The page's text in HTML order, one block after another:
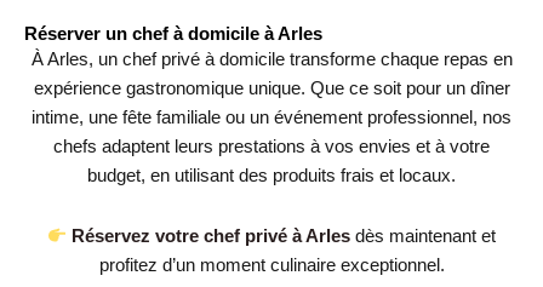
Réserver un chef à domicile à Arles
À Arles, un chef privé à domicile transforme chaque repas en
expérience gastronomique unique. Que ce soit pour un dîner
intime, une fête familiale ou un événement professionnel, nos
chefs adaptent leurs prestations à vos envies et à votre
budget, en utilisant des produits frais et locaux.
Réservez votre chef privé à Arles dès maintenant et
profitez d’un moment culinaire exceptionnel.